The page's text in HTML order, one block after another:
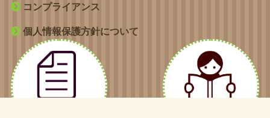
コンプライアンス
個人情報保護方針について